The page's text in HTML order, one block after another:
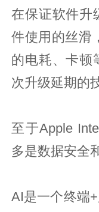
在保证软件升
件使用的丝滑
的电耗、卡顿
次升级延期的
至于Apple
多是数据安全
AI是一个终端